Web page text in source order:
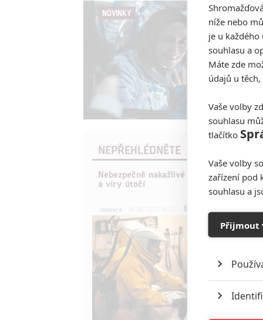
NOVINKY
NEPŘEHLÉDNĚTE
Nebezpečně nakažlivé filmy aneb
a viry útočí
níže nebo
je u
souhlasu a
Máte zde
údajů u
Vaše volby
souhlasu
tlačítko
Vaše volby
zařízení pod
souhlasu a
Přijmout